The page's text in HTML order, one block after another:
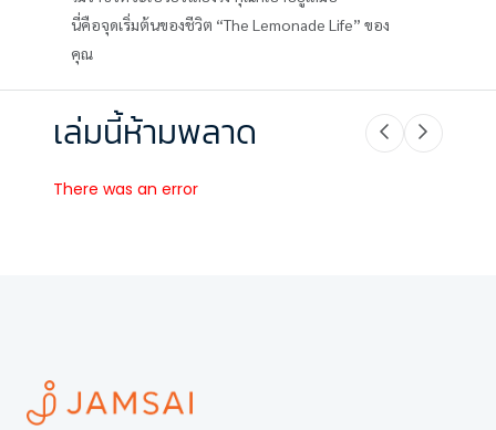
นี่คือจุดเริ่มต้นของชีวิต “The Lemonade Life” ของ
คุณ
เล่มนี้ห้ามพลาด
There was an error